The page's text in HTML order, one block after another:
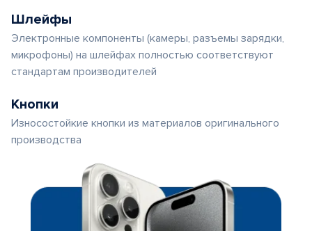
Шлейфы
Электронные компоненты (камеры, разъемы зарядки,
микрофоны) на шлейфах полностью соответствуют
стандартам производителей
Кнопки
Износостойкие кнопки из материалов оригинального
производства